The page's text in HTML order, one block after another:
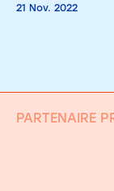
21 Nov. 2022
PARTENAIRE